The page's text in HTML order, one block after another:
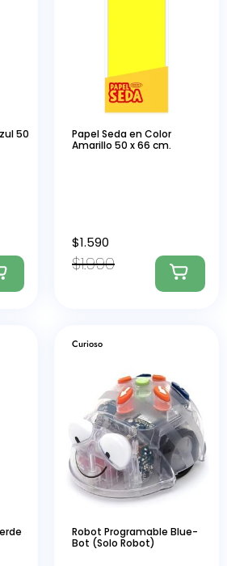
50
Papel Seda en Color
Amarillo 50 x 66 cm.
$1.990
$1.590
Curioso
Robot Programable Blue-
Bot (Solo Robot)